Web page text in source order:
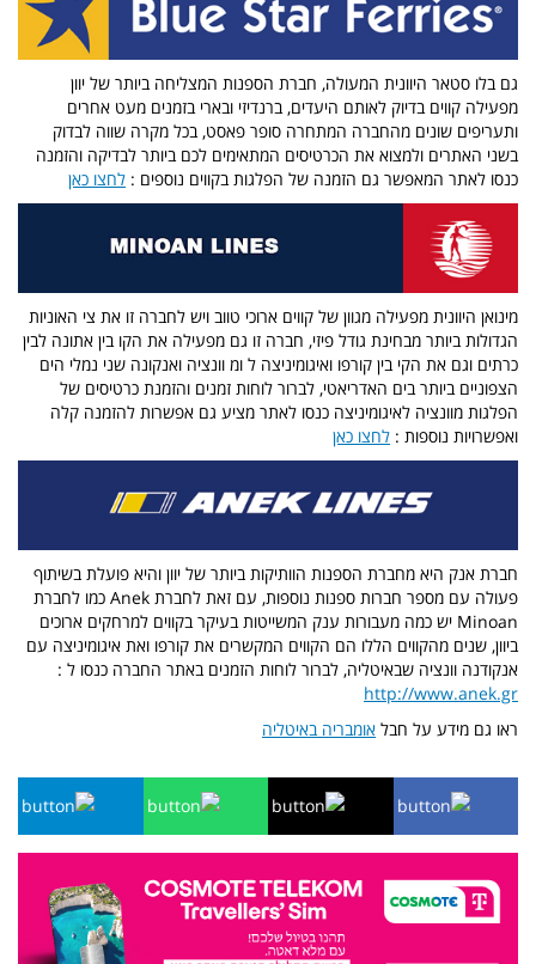
גם בלו סטאר היוונית המעולה, חברת הספנות המצליחה ביותר של יוון
מפעילה קווים בדיוק לאותם היעדים, ברנדיזי ובארי בזמנים מעט אחרים
ותעריפים שונים מהחברה המתחרה סופר פאסט, בכל מקרה שווה לבדוק
בשני האתרים ולמצוא את הכרטיסים המתאימים לכם ביותר לבדיקה והזמנה
כנסו לאתר המאפשר גם הזמנה של הפלגות בקווים נוספים : לחצו כאן
מינואן היוונית מפעילה מגוון של קווים ארוכי טווב ויש לחברה זו את צי האוניות
הגדולות ביותר מבחינת גודל פיזי, חברה זו גם מפעילה את הקו בין אתונה לבין
כרתים וגם את הקי בין קורפו ואיגומיניצה ל ומ וונציה ואנקונה שני נמלי הים
הצפוניים ביותר בים האדריאטי, לברור לוחות זמנים והזמנת כרטיסים של
הפלגות מוונציה לאיגומיניצה כנסו לאתר מציע גם אפשרות להזמנה קלה
ואפשרויות נוספות : לחצו כאן
חברת אנק היא מחברת הספנות הוותיקות ביותר של יוון והיא פועלת בשיתוף
פעולה עם מספר חברות ספנות נוספות, עם זאת לחברת Anek כמו לחברת
Minoan יש כמה מעבורות ענק המשייטות בעיקר בקווים למרחקים ארוכים
ביוון, שנים מהקווים הללו הם הקווים המקשרים את קורפו ואת איגומיניצה עם
אנקודנה וונציה שבאיטליה, לברור לוחות הזמנים באתר החברה כנסו ל :
http://www.anek.gr
ראו גם מידע על חבל אומבריה באיטליה